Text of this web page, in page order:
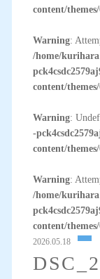
content/
Warning:
/home/
content/
Warning:
-
content/
Warning:
/home/
content/
2026.05.18